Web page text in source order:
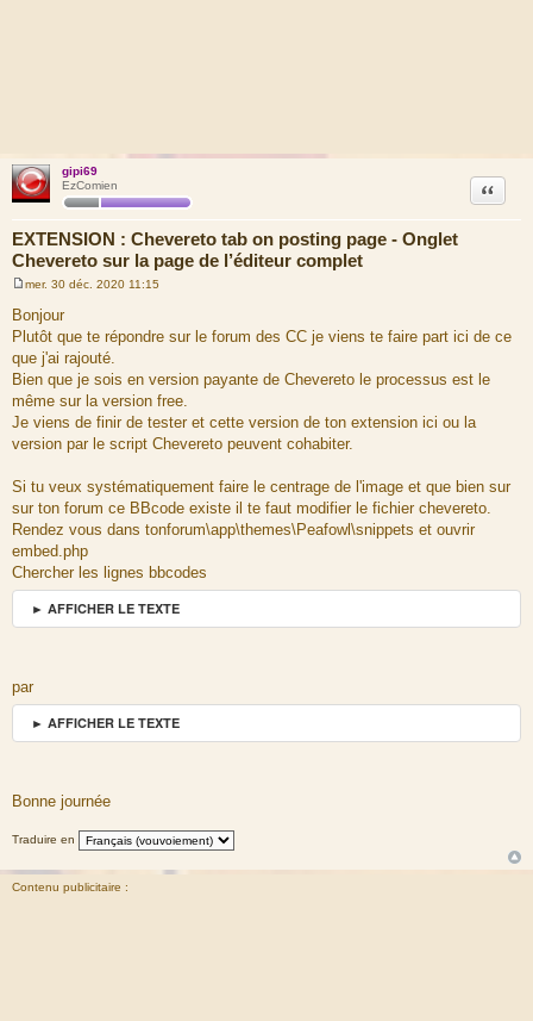
gipi69
EzComien
EXTENSION : Chevereto tab on posting page - Onglet
Chevereto sur la page de l’éditeur complet
Citation
s
s
g
e
mer. 30 déc. 2020 11:15
Bonjour
Plutôt que te répondre sur le forum des CC je viens te faire part ici de ce
que j'ai rajouté.
Bien que je sois en version payante de Chevereto le processus est le
même sur la version free.
Je viens de finir de tester et cette version de ton extension ici ou la
version par le script Chevereto peuvent cohabiter.
Si tu veux systématiquement faire le centrage de l'image et que bien sur
sur ton forum ce BBcode existe il te faut modifier le fichier chevereto.
Rendez vous dans tonforum\app\themes\Peafowl\snippets et ouvrir
embed.php
Chercher les lignes bbcodes
► AFFICHER LE TEXTE
par
► AFFICHER LE TEXTE
Bonne journée
Traduire en
Contenu publicitaire :